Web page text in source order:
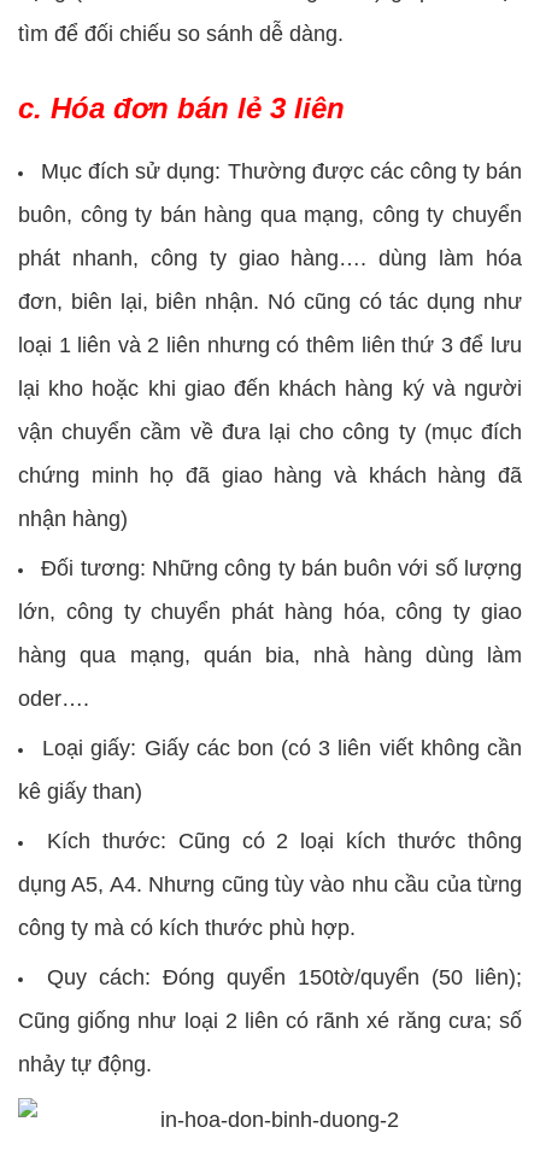
tìm để đối chiếu so sánh dễ dàng.
c. Hóa đơn bán lẻ 3 liên
Mục đích sử dụng: Thường được các công ty bán
buôn, công ty bán hàng qua mạng, công ty chuyển
phát nhanh, công ty giao hàng…. dùng làm hóa
đơn, biên lại, biên nhận. Nó cũng có tác dụng như
loại 1 liên và 2 liên nhưng có thêm liên thứ 3 để lưu
lại kho hoặc khi giao đến khách hàng ký và người
vận chuyển cầm về đưa lại cho công ty (mục đích
chứng minh họ đã giao hàng và khách hàng đã
nhận hàng)
Đối tương: Những công ty bán buôn với số lượng
lớn, công ty chuyển phát hàng hóa, công ty giao
hàng qua mạng, quán bia, nhà hàng dùng làm
oder….
Loại giấy: Giấy các bon (có 3 liên viết không cần
kê giấy than)
Kích thước: Cũng có 2 loại kích thước thông
dụng A5, A4. Nhưng cũng tùy vào nhu cầu của từng
công ty mà có kích thước phù hợp.
Quy cách: Đóng quyển 150tờ/quyển (50 liên);
Cũng giống như loại 2 liên có rãnh xé răng cưa; số
nhảy tự động.